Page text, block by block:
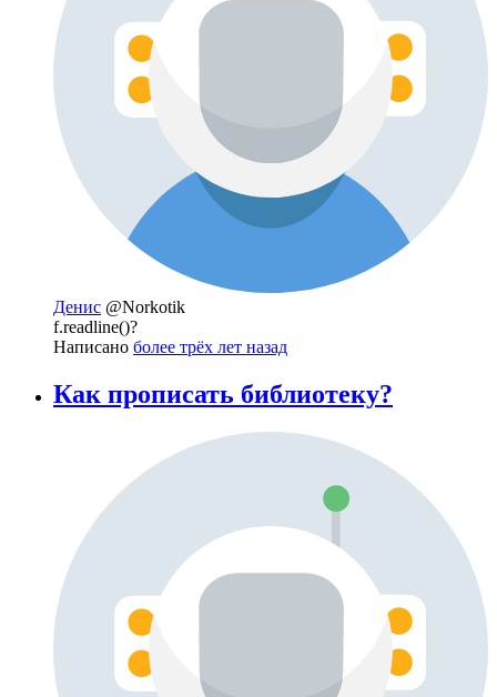
Денис @Norkotik
f.readline()?
Написано более трёх лет назад
Как прописать библиотеку?